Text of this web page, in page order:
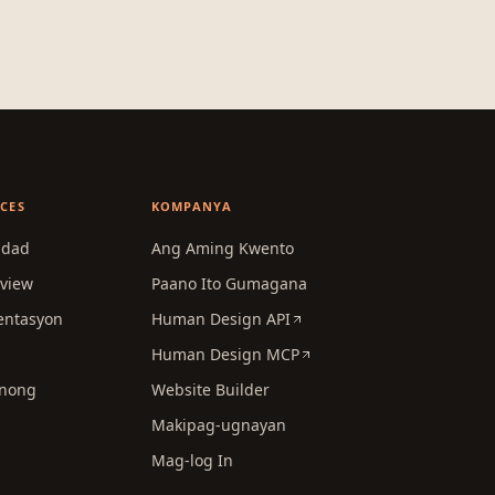
KOMPANYA
Ang Aming Kwento
Paano Ito Gumagana
Human Design API
Human Design MCP
Website Builder
Makipag-ugnayan
Mag-log In